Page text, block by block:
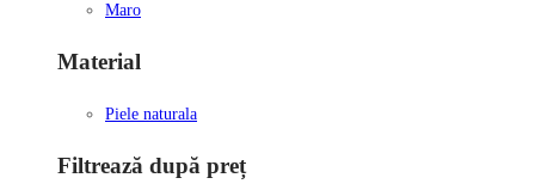
Maro
Material
Piele naturala
Filtrează după preț